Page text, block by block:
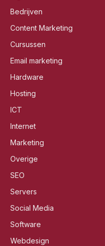
Bedrijven
Content Marketing
Cursussen
Email marketing
Hardware
Hosting
ICT
Internet
Marketing
Overige
SEO
Servers
Social Media
Software
Webdesign